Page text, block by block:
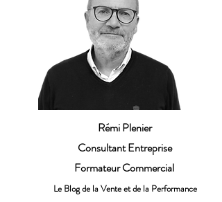
Rémi Plenier
Consultant Entreprise
Formateur Commercial
Le Blog de la Vente et de la Performance